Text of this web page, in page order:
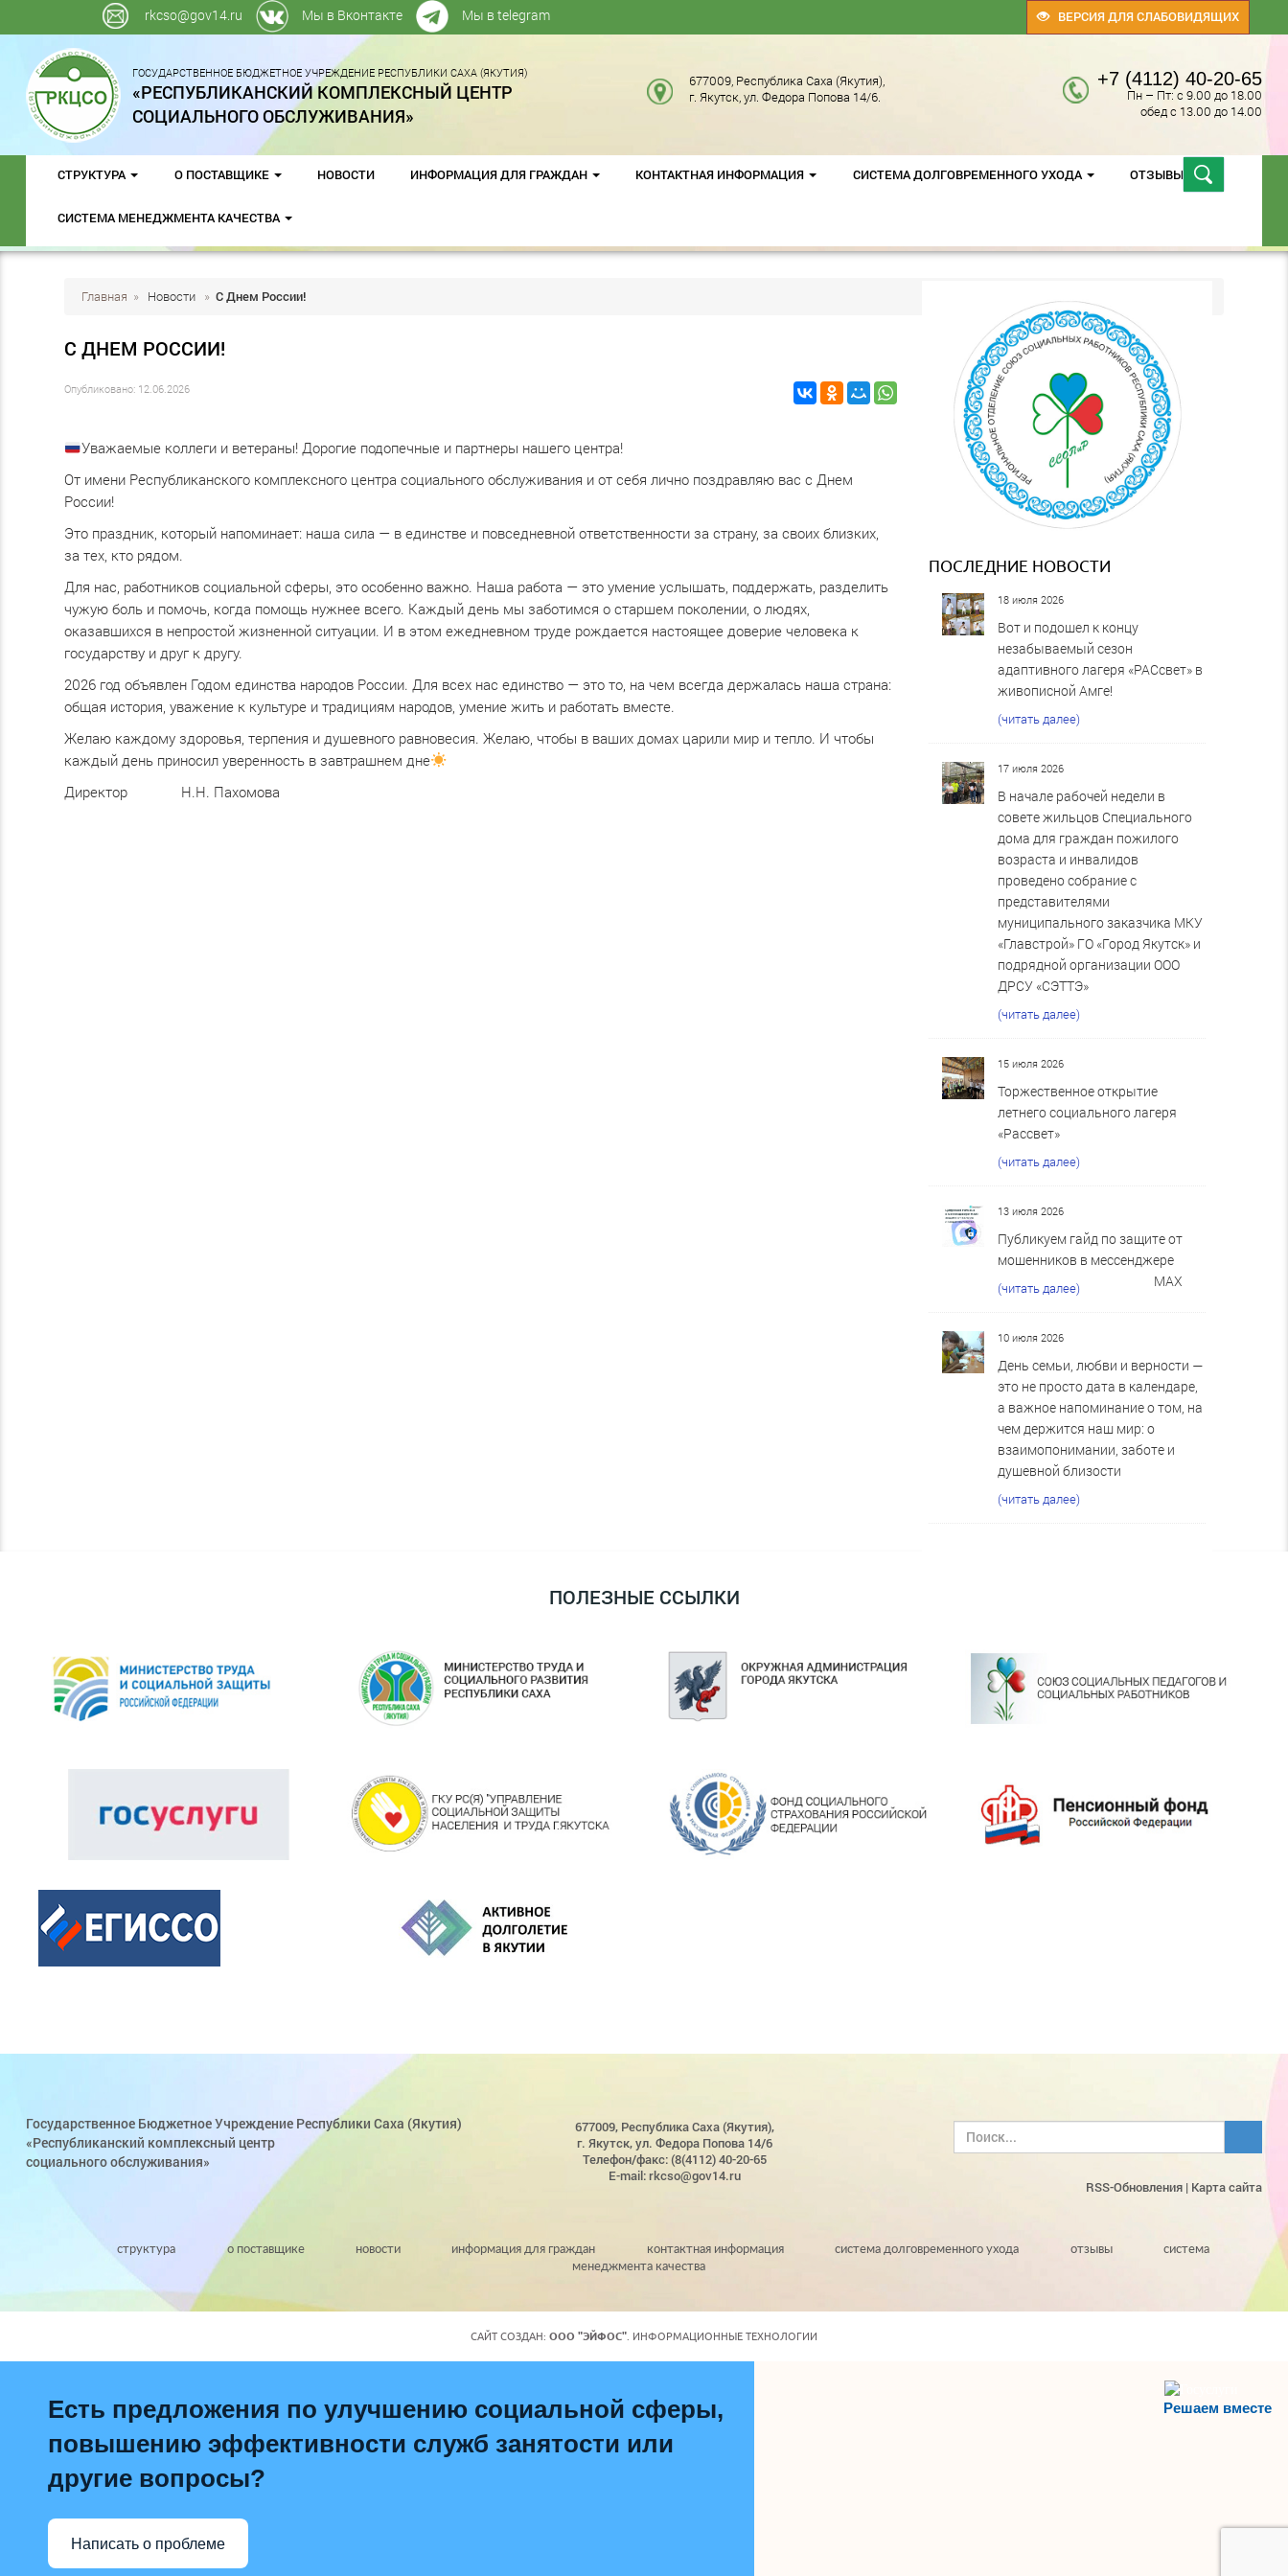
ВЕРСИЯ ДЛЯ СЛАБОВИДЯЩИХ
rkcso@gov14.ru Мы в Вконтакте Мы в telegram
ГОСУДАРСТВЕННОЕ БЮДЖЕТНОЕ УЧРЕЖДЕНИЕ РЕСПУБЛИКИ САХА (ЯКУТИЯ)
«РЕСПУБЛИКАНСКИЙ КОМПЛЕКСНЫЙ ЦЕНТР
СОЦИАЛЬНОГО ОБСЛУЖИВАНИЯ»
677009, Республика Саха (Якутия),
г. Якутск, ул. Федора Попова 14/6.
+7 (4112) 40-20-65
Пн – Пт: с 9.00 до 18.00
обед с 13.00 до 14.00
СТРУКТУРА О ПОСТАВЩИКЕ НОВОСТИ ИНФОРМАЦИЯ ДЛЯ ГРАЖДАН КОНТАКТНАЯ ИНФОРМАЦИЯ СИСТЕМА ДОЛГОВРЕМЕННОГО УХОДА ОТЗЫВЫ
СИСТЕМА МЕНЕДЖМЕНТА КАЧЕСТВА
Главная » Новости » С Днем России!
С ДНЕМ РОССИИ!
Опубликовано: 12.06.2026
Уважаемые коллеги и ветераны! Дорогие подопечные и партнеры нашего центра!
От имени Республиканского комплексного центра социального обслуживания и от себя лично поздравляю вас с Днем
России!
Это праздник, который напоминает: наша сила — в единстве и повседневной ответственности за страну, за своих близких,
за тех, кто рядом.
Для нас, работников социальной сферы, это особенно важно. Наша работа — это умение услышать, поддержать, разделить
чужую боль и помочь, когда помощь нужнее всего. Каждый день мы заботимся о старшем поколении, о людях,
оказавшихся в непростой жизненной ситуации. И в этом ежедневном труде рождается настоящее доверие человека к
государству и друг к другу.
2026 год объявлен Годом единства народов России. Для всех нас единство — это то, на чем всегда держалась наша страна:
общая история, уважение к культуре и традициям народов, умение жить и работать вместе.
Желаю каждому здоровья, терпения и душевного равновесия. Желаю, чтобы в ваших домах царили мир и тепло. И чтобы
каждый день приносил уверенность в завтрашнем дне
Директор Н.Н. Пахомова
ПОСЛЕДНИЕ НОВОСТИ
18 июля 2026
Вот и подошел к концу
незабываемый сезон
адаптивного лагеря «РАСсвет» в
живописной Амге!
(читать далее)
17 июля 2026
В начале рабочей недели в
совете жильцов Специального
дома для граждан пожилого
возраста и инвалидов
проведено собрание с
представителями
муниципального заказчика МКУ
«Главстрой» ГО «Город Якутск» и
подрядной организации ООО
ДРСУ «СЭТТЭ»
(читать далее)
15 июля 2026
Торжественное открытие
летнего социального лагеря
«Рассвет»
(читать далее)
13 июля 2026
Публикуем гайд по защите от
мошенников в мессенджере
MAX
(читать далее)
10 июля 2026
День семьи, любви и верности —
это не просто дата в календаре,
а важное напоминание о том, на
чем держится наш мир: о
взаимопонимании, заботе и
душевной близости
(читать далее)
ПОЛЕЗНЫЕ ССЫЛКИ
Государственное Бюджетное Учреждение Республики Саха (Якутия)
«Республиканский комплексный центр
социального обслуживания»
677009, Республика Саха (Якутия),
г. Якутск, ул. Федора Попова 14/6
Телефон/факс: (8(4112) 40-20-65
E-mail: rkcso@gov14.ru
RSS-Обновления | Карта сайта
структура о поставщике новости информация для граждан контактная информация система долговременного ухода отзывы
система
менеджмента качества
САЙТ СОЗДАН: ООО "ЭЙФОС" . ИНФОРМАЦИОННЫЕ ТЕХНОЛОГИИ
Решаем вместе
Есть предложения по улучшению социальной сферы,
повышению эффективности служб занятости или
другие вопросы?
Написать о проблеме